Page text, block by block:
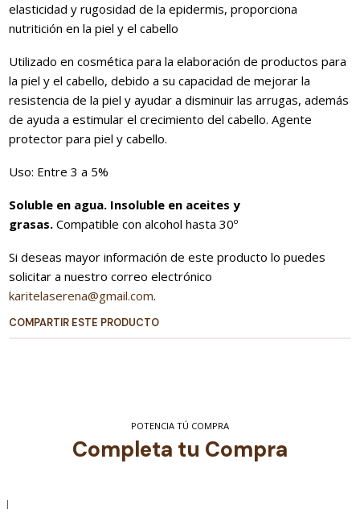
elasticidad y rugosidad de la epidermis, proporciona
nutritición en la piel y el cabello
Utilizado en cosmética para la elaboración de productos para
la piel y el cabello, debido a su capacidad de mejorar la
resistencia de la piel y ayudar a disminuir las arrugas, además
de ayuda a estimular el crecimiento del cabello. Agente
protector para piel y cabello.
Uso: Entre 3 a 5%
Soluble en agua. Insoluble en aceites y
grasas. Compatible con alcohol hasta 30º
Si deseas mayor información de este producto lo puedes
solicitar a nuestro correo electrónico
karitelaserena@gmail.com.
COMPARTIR ESTE PRODUCTO
POTENCIA TÚ COMPRA
Completa tu Compra
|